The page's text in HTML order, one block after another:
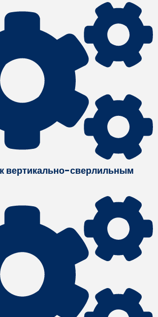
вертикально-сверлильным